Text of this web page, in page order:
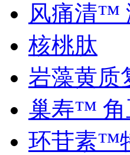
风痛清™
核桃肽
岩藻黄质
巢寿™ 角
环苷素™